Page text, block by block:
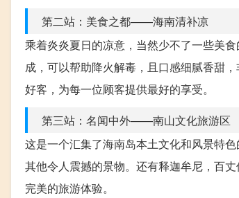
第二站：美食之都——海南清补凉
乘着炎炎夏日的凉意，当然少不了一些美
成，可以帮助降火解毒，且口感细腻香甜
好客，为每一位顾客提供最好的享受。
第三站：名闻中外——南山文化旅游区
这是一个汇集了海南岛本土文化和风景特
其他令人震撼的景物。还有释迦牟尼，百
完美的旅游体验。